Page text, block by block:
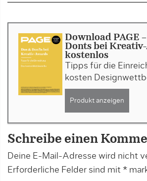
Download PAGE
Donts bei
kostenlos
Tipps für die
kosten
Produkt anzeigen
Schreibe einen
Deine E-Mail-Adresse wird nicht
Erforderliche Felder sind mit *